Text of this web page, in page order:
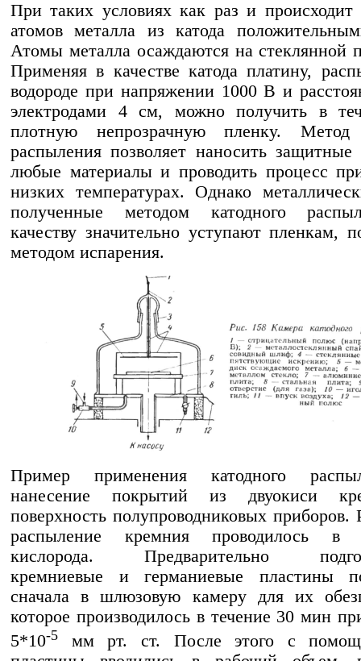
При таких условиях как раз и происходит
атомов металла из катода
Атомы металла осаждаются на стеклянной
Применяя в качестве катода платину,
водороде при напряжении 1000 В и
электродами 4 см, можно получить в
плотную непрозрачную пленку. Метод
распыления позволяет наносить
любые материалы и проводить процесс
низких температурах. Однако
полученные методом катодного
качеству значительно уступают пленкам,
методом испарения.
Пример применения катодного
нанесение покрытий из двуокиси
поверхность полупроводниковых приборов.
распыление кремния проводилось в
кислорода. Предварительно
кремниевые и германиевые пластины
сначала в шлюзовую камеру для их
которое производилось в течение 30 мин
5*10-5 мм рт. ст. После этого с